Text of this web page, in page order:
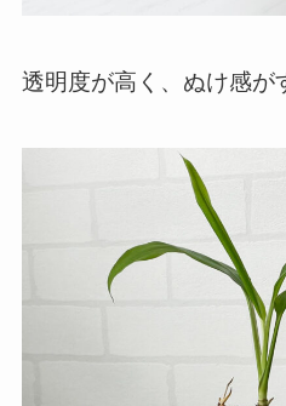
透明度が高く、ぬけ感が